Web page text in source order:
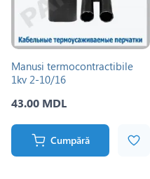
Manusi termocontractibile
1kv 2-10/16
43.00 MDL
Cumpără